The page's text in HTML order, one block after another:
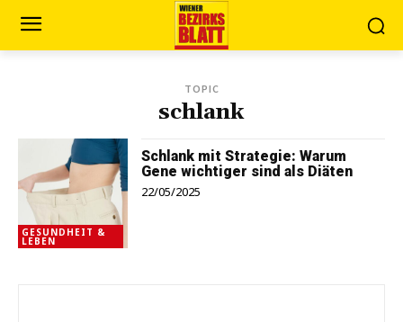
TOPIC
schlank
GESUNDHEIT &
LEBEN
Schlank mit Strategie: Warum
Gene wichtiger sind als Diäten
22/05/2025